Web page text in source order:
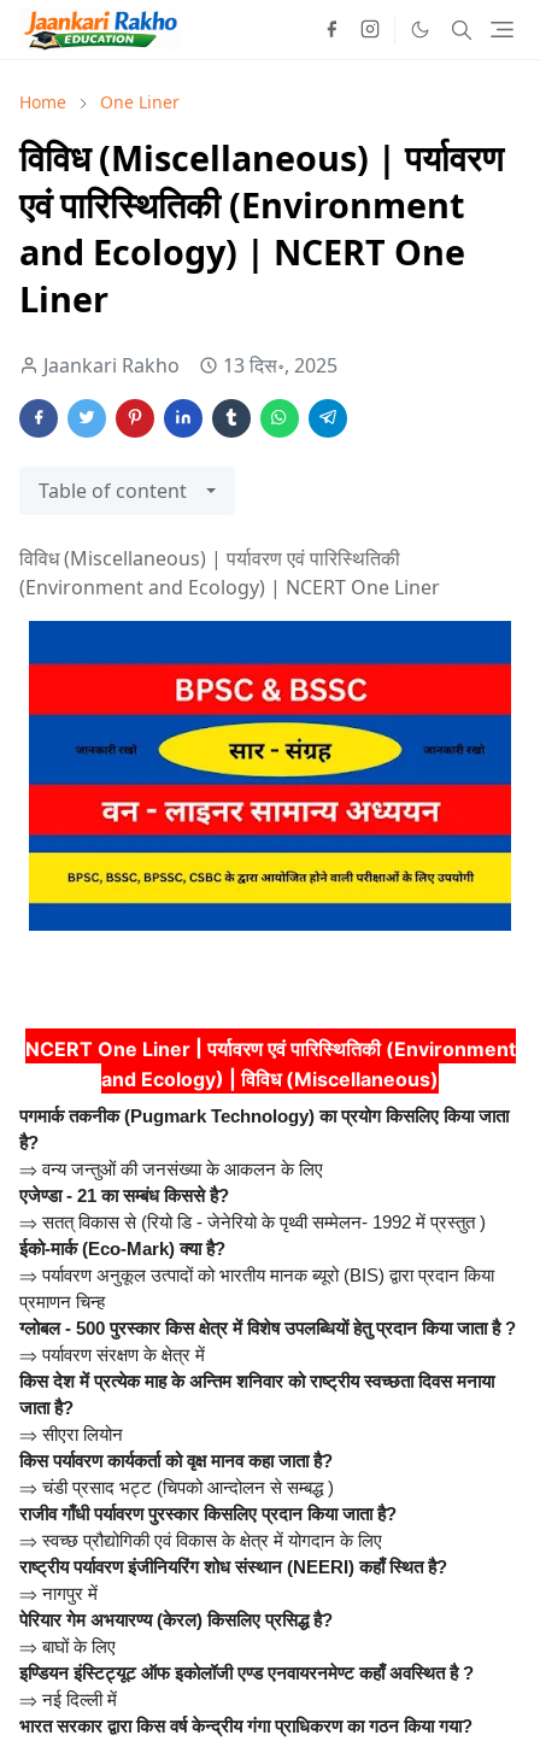
Home One Liner
विविध (Miscellaneous) | पर्यावरण
एवं पारिस्थितिकी (Environment
and Ecology) | NCERT One
Liner
Jaankari Rakho 13 दिस॰, 2025
Table of content
विविध (Miscellaneous) | पर्यावरण एवं पारिस्थितिकी
(Environment and Ecology) | NCERT One Liner
NCERT One Liner | पर्यावरण एवं पारिस्थितिकी (Environment
and Ecology) | विविध (Miscellaneous)
पगमार्क तकनीक (Pugmark Technology) का प्रयोग किसलिए किया जाता
है?
⇒वन्य जन्तुओं की जनसंख्या के आकलन के लिए
एजेण्डा - 21 का सम्बंध किससे है?
⇒सतत् विकास से (रियो डि - जेनेरियो के पृथ्वी सम्मेलन- 1992 में प्रस्तुत )
ईको-मार्क (Eco-Mark) क्या है?
⇒ पर्यावरण अनुकूल उत्पादों को भारतीय मानक ब्यूरो (BIS) द्वारा प्रदान किया
प्रमाणन चिन्ह
ग्लोबल - 500 पुरस्कार किस क्षेत्र में विशेष उपलब्धियों हेतु प्रदान किया जाता है ?
⇒ पर्यावरण संरक्षण के क्षेत्र में
किस देश में प्रत्येक माह के अन्तिम शनिवार को राष्ट्रीय स्वच्छता दिवस मनाया
जाता है?
⇒ सीएरा लियोन
किस पर्यावरण कार्यकर्ता को वृक्ष मानव कहा जाता है?
⇒ चंडी प्रसाद भट्ट (चिपको आन्दोलन से सम्बद्ध )
राजीव गाँधी पर्यावरण पुरस्कार किसलिए प्रदान किया जाता है?
⇒स्वच्छ प्रौद्योगिकी एवं विकास के क्षेत्र में योगदान के लिए
राष्ट्रीय पर्यावरण इंजीनियरिंग शोध संस्थान (NEERI) कहाँ स्थित है?
⇒ नागपुर में
पेरियार गेम अभयारण्य (केरल) किसलिए प्रसिद्ध है?
⇒ बाघों के लिए
इण्डियन इंस्टिट्यूट ऑफ इकोलॉजी एण्ड एनवायरनमेण्ट कहाँ अवस्थित है ?
⇒ नई दिल्ली में
भारत सरकार द्वारा किस वर्ष केन्द्रीय गंगा प्राधिकरण का गठन किया गया?